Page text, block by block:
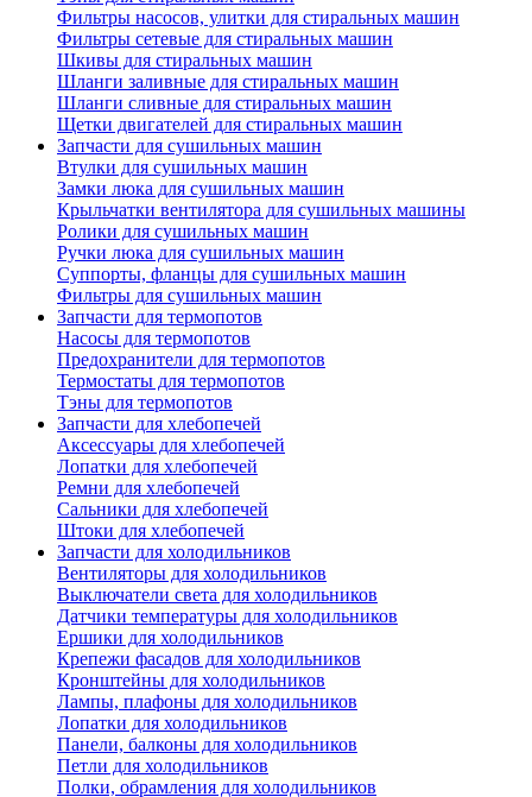
Фильтры насосов, улитки для стиральных машин
Фильтры сетевые для стиральных машин
Шкивы для стиральных машин
Шланги заливные для стиральных машин
Шланги сливные для стиральных машин
Щетки двигателей для стиральных машин
Запчасти для сушильных машин
Втулки для сушильных машин
Замки люка для сушильных машин
Крыльчатки вентилятора для сушильных машины
Ролики для сушильных машин
Ручки люка для сушильных машин
Суппорты, фланцы для сушильных машин
Фильтры для сушильных машин
Запчасти для термопотов
Насосы для термопотов
Предохранители для термопотов
Термостаты для термопотов
Тэны для термопотов
Запчасти для хлебопечей
Аксессуары для хлебопечей
Лопатки для хлебопечей
Ремни для хлебопечей
Сальники для хлебопечей
Штоки для хлебопечей
Запчасти для холодильников
Вентиляторы для холодильников
Выключатели света для холодильников
Датчики температуры для холодильников
Ершики для холодильников
Крепежи фасадов для холодильников
Кронштейны для холодильников
Лампы, плафоны для холодильников
Лопатки для холодильников
Панели, балконы для холодильников
Петли для холодильников
Полки, обрамления для холодильников